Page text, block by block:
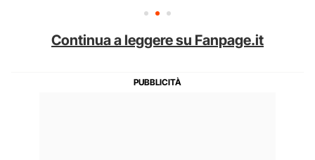
Continua a leggere su Fanpage.it